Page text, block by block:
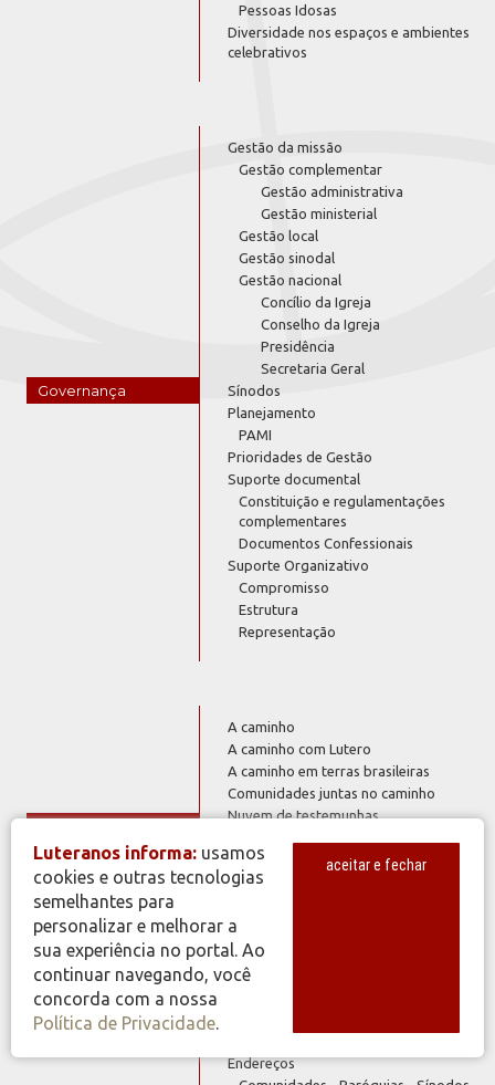
Pessoas Idosas
Diversidade nos espaços e ambientes
celebrativos
Governança
Gestão da missão
Gestão complementar
Gestão administrativa
Gestão ministerial
Gestão local
Gestão sinodal
Gestão nacional
Concílio da Igreja
Conselho da Igreja
Presidência
Secretaria Geral
Sínodos
Planejamento
PAMI
Prioridades de Gestão
Suporte documental
Constituição e regulamentações
complementares
Documentos Confessionais
Suporte Organizativo
Compromisso
Estrutura
Representação
A caminho
A caminho com Lutero
A caminho em terras brasileiras
Comunidades juntas no caminho
Nuvem de testemunhas
Resgates
200 Anos de Presença Luterana no
Jubileu dos 500 Anos da Reforma
Endereços
Luteranos informa: usamos
cookies e outras tecnologias
semelhantes para
personalizar e melhorar a
sua experiência no portal. Ao
continuar navegando, você
concorda com a nossa
Política de Privacidade.
aceitar e fechar